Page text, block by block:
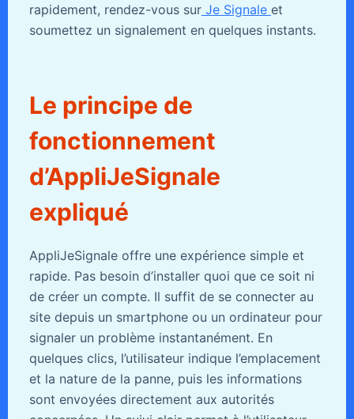
rapidement, rendez-vous surJe Signale et
soumettez un signalement en quelques instants.
Le principe de
fonctionnement
d’AppliJeSignale
expliqué
AppliJeSignale offre une expérience simple et
rapide. Pas besoin d’installer quoi que ce soit ni
de créer un compte. Il suffit de se connecter au
site depuis un smartphone ou un ordinateur pour
signaler un problème instantanément. En
quelques clics, l’utilisateur indique l’emplacement
et la nature de la panne, puis les informations
sont envoyées directement aux autorités